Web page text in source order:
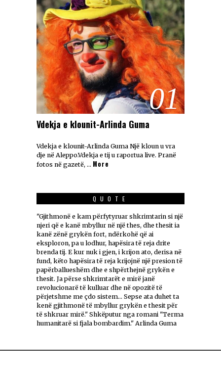
01
Vdekja e klounit-Arlinda Guma
Vdekja e klounit-Arlinda Guma Një kloun u vra
dje në Aleppo.Vdekja e tij u raportua live. Pranë
fotos në gazetë, … More
QUOTE
"Gjithmonë e kam përfytyruar shkrimtarin si një
njeri që e kanë mbyllur në një thes, dhe thesit ia
kanë zënë grykën fort, ndërkohë që ai
eksploron, pa u lodhur, hapësira të reja drite
brenda tij. E kur nuk i gjen, i krijon ato, derisa në
fund, këto hapësira të reja krijojnë një presion të
papërballueshëm dhe e shpërthejnë grykën e
thesit. Ja përse shkrimtarët e mirë janë
revolucionarë të kulluar dhe në opozitë të
përjetshme me çdo sistem... Sepse ata duhet ta
kenë gjithmonë të mbyllur grykën e thesit për
të shkruar mirë." Shkëputur nga romani "Terma
humanitarë si fjala bombardim." Arlinda Guma